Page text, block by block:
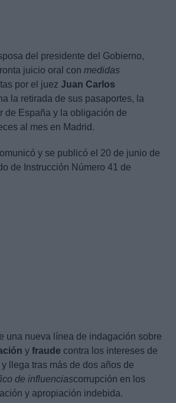
del presidente del Gobierno,
juicio oral con medidas
por el juez Juan Carlos
la retirada de sus pasaportes, la
de España y la obligación de
al mes en Madrid.
y se publicó el 20 de junio de
de Instrucción Número 41 de
una nueva línea de indagación sobre
y fraude contra los intereses de
llega tras más de dos años de
de influenciascorrupción en los
y apropiación indebida.